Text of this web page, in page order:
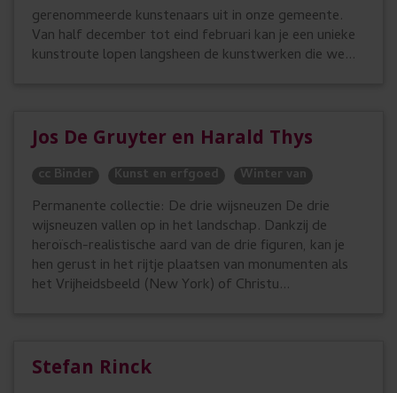
gerenommeerde kunstenaars uit in onze gemeente.
Van half december tot eind februari kan je een unieke
kunstroute lopen langsheen de kunstwerken die we...
Jos De Gruyter en Harald Thys
cc Binder Kunst en erfgoed Winter van
Permanente collectie: De drie wijsneuzen De drie
wijsneuzen vallen op in het landschap. Dankzij de
heroïsch-realistische aard van de drie figuren, kan je
hen gerust in het rijtje plaatsen van monumenten als
het Vrijheidsbeeld (New York) of Christu...
Stefan Rinck